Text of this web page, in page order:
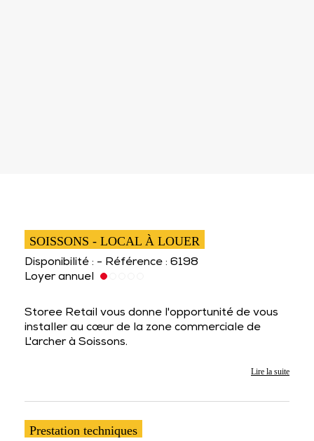
SOISSONS - LOCAL À LOUER
Disponibilité : - Référence : 6198
Loyer annuel
Storee Retail vous donne l'opportunité de vous
installer au cœur de la zone commerciale de
L'archer à Soissons.
Lire la suite
Prestation techniques